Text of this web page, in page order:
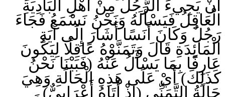
أَنْ يَجِيءَ الرَّجُلُ مِنْ أَهْلِ الْبَادِيَةِ
الْعَاقِلُ فَيَسْأَلَهُ وَنَحْنُ نَسْمَعُ فَجَاءَ
رَجُلٌ وَكَانَ أَنَسًا أَشَارَ إِلَى آيَةِ
الْمَائِدَةِ قَالَ وَتَمَنَّوْهُ عَاقِلًا لِيَكُونَ
عَارِفًا بِمَا يَسْأَلُ عَنْهُ (فَبَيْنَا نَحْنُ
كَذَلِكَ) أَيْ عَلَى هَذِهِ الْحَالَةِ وَهِيَ
حَالَةُ التَّمَنِّي (إِذْ أَتَاهُ أَعْرَابِيٌّ)